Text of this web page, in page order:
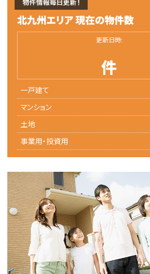
更新日時:
件
一戸建て
マンション
土地
事業用・投資用